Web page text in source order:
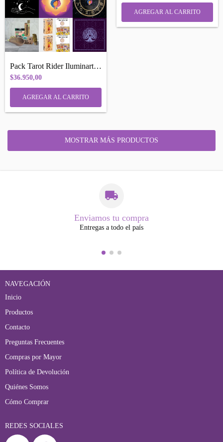
Pack Tarot Rider Iluminarte Iniciados Pa...
$36.950,00
MOSTRAR MÁS PRODUCTOS
Enviamos tu compra
Entregas a todo el país
NAVEGACIÓN
Inicio
Productos
Contacto
Preguntas Frecuentes
Compras por Mayor
Política de Devolución
Quiénes Somos
Cómo Comprar
REDES SOCIALES